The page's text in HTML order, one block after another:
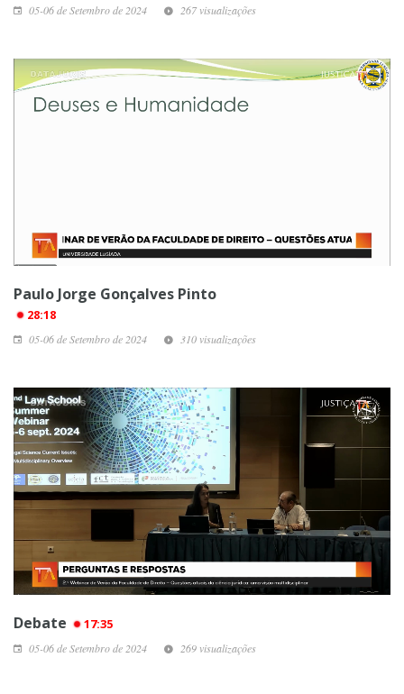
05-06 de Setembro de 2024 267 visualizações
Paulo Jorge Gonçalves Pinto
28:18
05-06 de Setembro de 2024 310 visualizações
Debate 17:35
05-06 de Setembro de 2024 269 visualizações